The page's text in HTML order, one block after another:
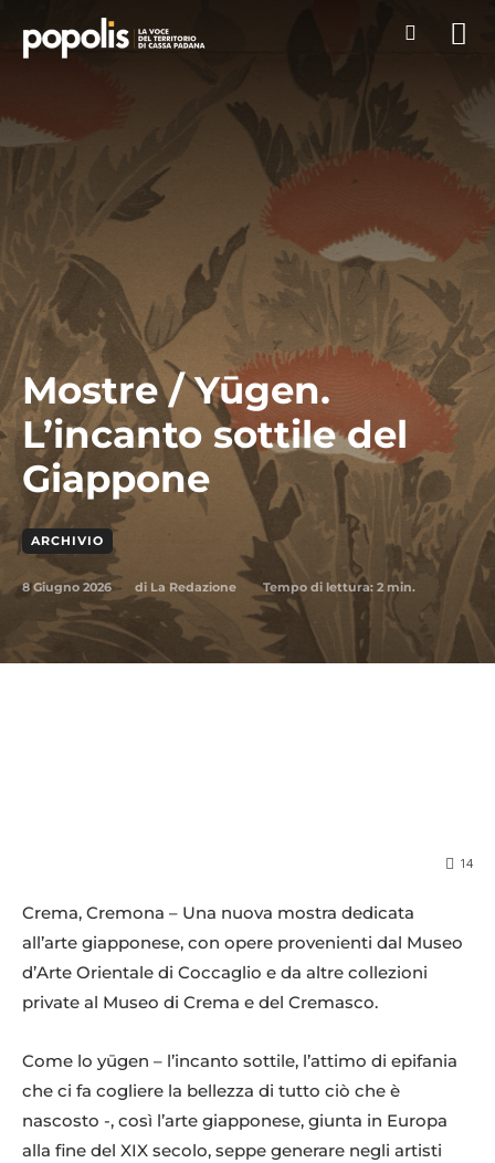
Mostre / Yūgen.
L’incanto sottile del
Giappone
ARCHIVIO
8 Giugno 2026 di La Redazione Tempo di lettura: 2min.
14
Crema, Cremona – Una nuova mostra dedicata
all’arte giapponese, con opere provenienti dal Museo
d’Arte Orientale di Coccaglio e da altre collezioni
private al Museo di Crema e del Cremasco.
Come lo yūgen – l’incanto sottile, l’attimo di epifania
che ci fa cogliere la bellezza di tutto ciò che è
nascosto -, così l’arte giapponese, giunta in Europa
alla fine del XIX secolo, seppe generare negli artisti